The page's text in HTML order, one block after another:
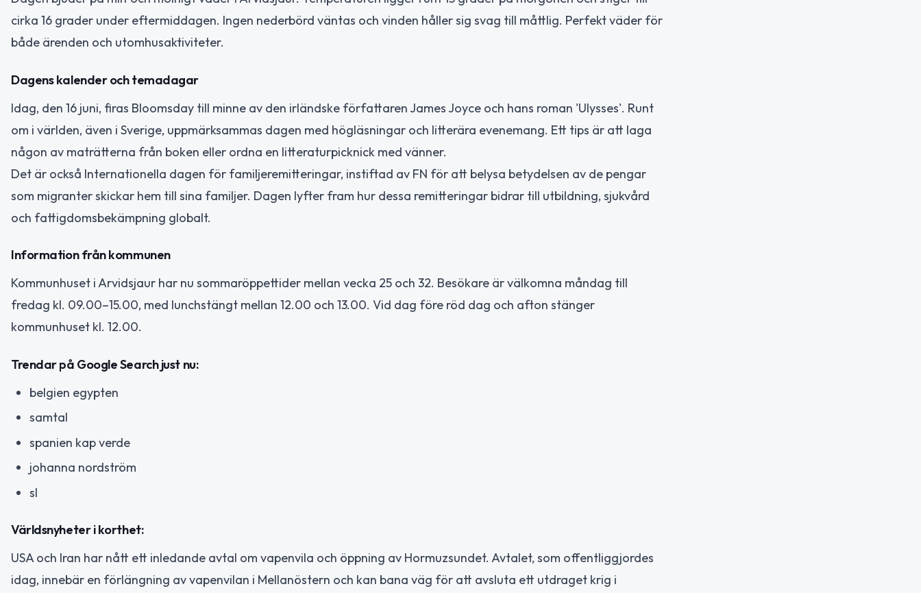
cirka 16 grader under eftermiddagen. Ingen nederbörd väntas och vinden håller sig svag till måttlig. Perfekt väder för
både ärenden och utomhusaktiviteter.
Dagens kalender och temadagar
Idag, den 16 juni, firas Bloomsday till minne av den irländske författaren James Joyce och hans roman 'Ulysses'. Runt
om i världen, även i Sverige, uppmärksammas dagen med högläsningar och litterära evenemang. Ett tips är att laga
någon av maträtterna från boken eller ordna en litteraturpicknick med vänner.
Det är också Internationella dagen för familjeremitteringar, instiftad av FN för att belysa betydelsen av de pengar
som migranter skickar hem till sina familjer. Dagen lyfter fram hur dessa remitteringar bidrar till utbildning, sjukvård
och fattigdomsbekämpning globalt.
Information från kommunen
Kommunhuset i Arvidsjaur har nu sommaröppettider mellan vecka 25 och 32. Besökare är välkomna måndag till
fredag kl. 09.00–15.00, med lunchstängt mellan 12.00 och 13.00. Vid dag före röd dag och afton stänger
kommunhuset kl. 12.00.
Trendar på Google Search just nu:
belgien egypten
samtal
spanien kap verde
johanna nordström
sl
Världsnyheter i korthet:
USA och Iran har nått ett inledande avtal om vapenvila och öppning av Hormuzsundet. Avtalet, som offentliggjordes
idag, innebär en förlängning av vapenvilan i Mellanöstern och kan bana väg för att avsluta ett utdraget krig i